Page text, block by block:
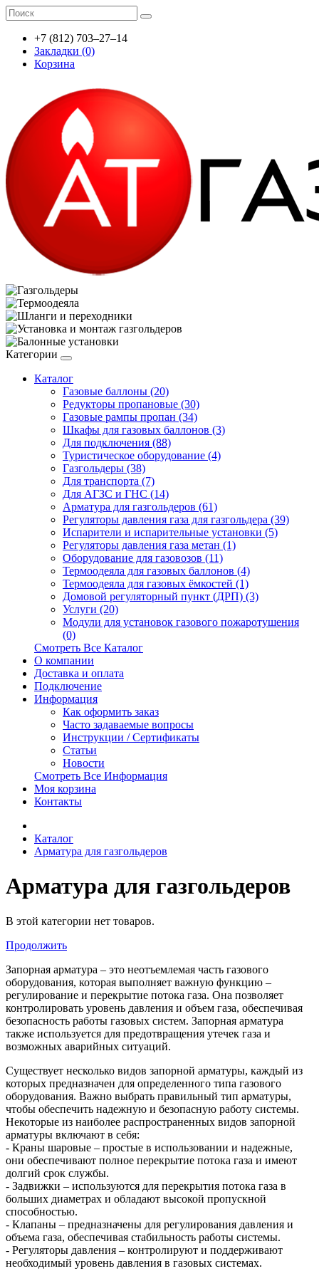
+7 (812) 703–27–14
Закладки (0)
Корзина
Категории
Каталог
Газовые баллоны (20)
Редукторы пропановые (30)
Газовые рампы пропан (34)
Шкафы для газовых баллонов (3)
Для подключения (88)
Туристическое оборудование (4)
Газгольдеры (38)
Для транспорта (7)
Для АГЗС и ГНС (14)
Арматура для газгольдеров (61)
Регуляторы давления газа для газгольдера (39)
Испарители и испарительные установки (5)
Регуляторы давления газа метан (1)
Оборудование для газовозов (11)
Термоодеяла для газовых баллонов (4)
Термоодеяла для газовых ёмкостей (1)
Домовой регуляторный пункт (ДРП) (3)
Услуги (20)
Модули для установок газового пожаротушения
(0)
Смотреть Все Каталог
О компании
Доставка и оплата
Подключение
Информация
Как оформить заказ
Часто задаваемые вопросы
Инструкции / Сертификаты
Статьи
Новости
Смотреть Все Информация
Моя корзина
Контакты
Каталог
Арматура для газгольдеров
Арматура для газгольдеров
В этой категории нет товаров.
Продолжить
Запорная арматура – это неотъемлемая часть газового
оборудования, которая выполняет важную функцию –
регулирование и перекрытие потока газа. Она позволяет
контролировать уровень давления и объем газа, обеспечивая
безопасность работы газовых систем. Запорная арматура
также используется для предотвращения утечек газа и
возможных аварийных ситуаций.
Существует несколько видов запорной арматуры, каждый из
которых предназначен для определенного типа газового
оборудования. Важно выбрать правильный тип арматуры,
чтобы обеспечить надежную и безопасную работу системы.
Некоторые из наиболее распространенных видов запорной
арматуры включают в себя:
- Краны шаровые – простые в использовании и надежные,
они обеспечивают полное перекрытие потока газа и имеют
долгий срок службы.
- Задвижки – используются для перекрытия потока газа в
больших диаметрах и обладают высокой пропускной
способностью.
- Клапаны – предназначены для регулирования давления и
объема газа, обеспечивая стабильность работы системы.
- Регуляторы давления – контролируют и поддерживают
необходимый уровень давления в газовых системах.